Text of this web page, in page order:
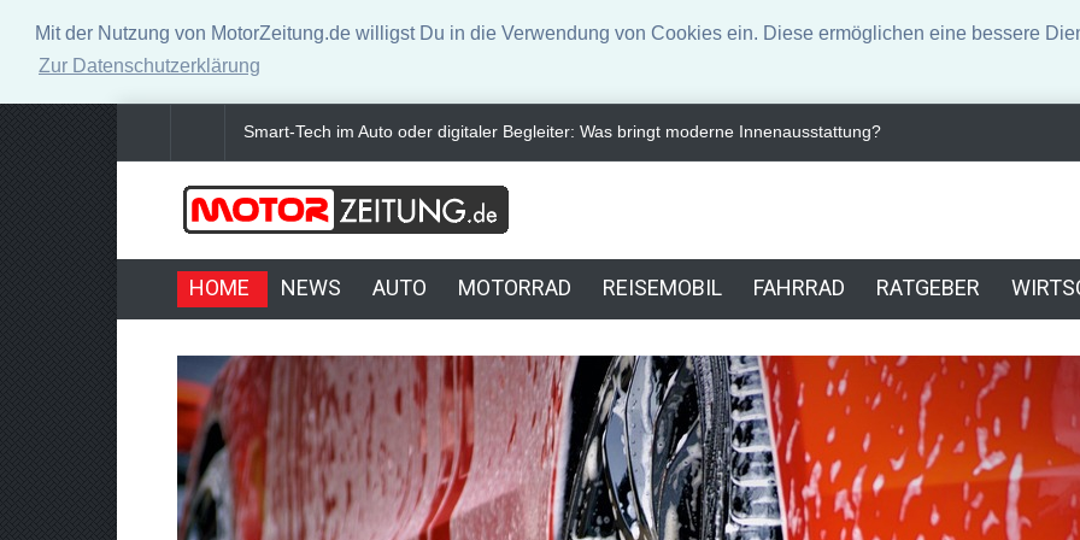
Mit der Nutzung von MotorZeitung.de willigst Du in die Verwendung von Cookies ein. Diese ermöglichen eine bessere
Zur Datenschutzerklärung
Neue Horizonte der Performance: Fortschritte in der Turbolader-Technologie Kardanwellen im
HOME NEWS AUTO MOTORRAD REISEMOBIL FAHRRAD RATGEBER